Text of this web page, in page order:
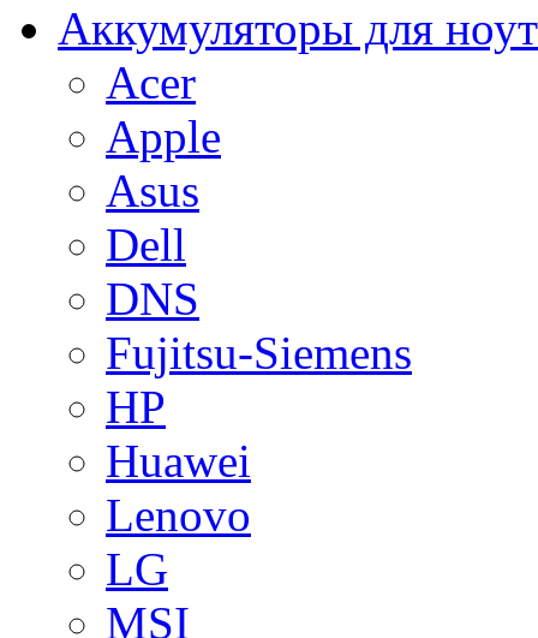
Аккумуляторы для
Acer
Apple
Asus
Dell
DNS
Fujitsu-Siemens
HP
Huawei
Lenovo
LG
MSI